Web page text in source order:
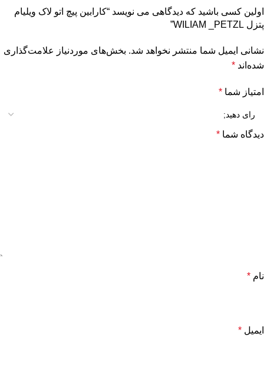
اولین کسی باشید که دیدگاهی می نویسد “کارابین پیچ اتو لاک ویلیام
پتزل WILIAM _PETZL”
نشانی ایمیل شما منتشر نخواهد شد. بخش‌های موردنیاز علامت‌گذاری
شده‌اند *
امتیاز شما *
دیدگاه شما *
نام *
ایمیل *